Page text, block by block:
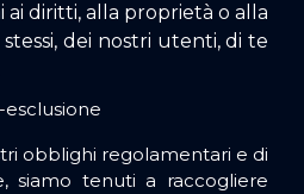
ai diritti, alla proprietà o alla
dei nostri utenti, di te
esclusione
obblighi regolamentari e di
siamo tenuti a raccogliere